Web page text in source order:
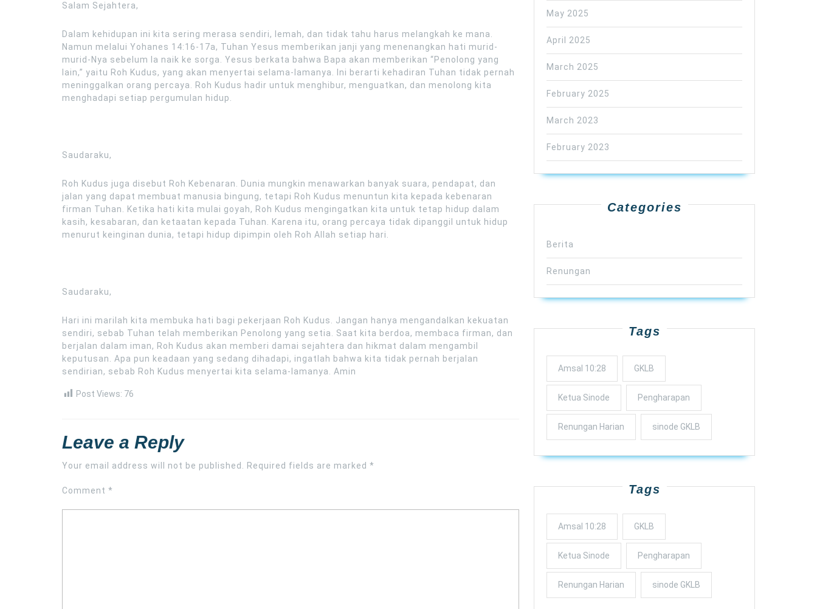
Salam Sejahtera,
Dalam kehidupan ini kita sering merasa sendiri, lemah, dan tidak tahu harus melangkah ke mana.
Namun melalui Yohanes 14:16-17a, Tuhan Yesus memberikan janji yang menenangkan hati murid-
murid-Nya sebelum Ia naik ke sorga. Yesus berkata bahwa Bapa akan memberikan “Penolong yang
lain,” yaitu Roh Kudus, yang akan menyertai selama-lamanya. Ini berarti kehadiran Tuhan tidak pernah
meninggalkan orang percaya. Roh Kudus hadir untuk menghibur, menguatkan, dan menolong kita
menghadapi setiap pergumulan hidup.
Saudaraku,
Roh Kudus juga disebut Roh Kebenaran. Dunia mungkin menawarkan banyak suara, pendapat, dan
jalan yang dapat membuat manusia bingung, tetapi Roh Kudus menuntun kita kepada kebenaran
firman Tuhan. Ketika hati kita mulai goyah, Roh Kudus mengingatkan kita untuk tetap hidup dalam
kasih, kesabaran, dan ketaatan kepada Tuhan. Karena itu, orang percaya tidak dipanggil untuk hidup
menurut keinginan dunia, tetapi hidup dipimpin oleh Roh Allah setiap hari.
Saudaraku,
Hari ini marilah kita membuka hati bagi pekerjaan Roh Kudus. Jangan hanya mengandalkan kekuatan
sendiri, sebab Tuhan telah memberikan Penolong yang setia. Saat kita berdoa, membaca firman, dan
berjalan dalam iman, Roh Kudus akan memberi damai sejahtera dan hikmat dalam mengambil
keputusan. Apa pun keadaan yang sedang dihadapi, ingatlah bahwa kita tidak pernah berjalan
sendirian, sebab Roh Kudus menyertai kita selama-lamanya. Amin
Post Views: 76
Leave a Reply
Your email address will not be published. Required fields are marked *
Comment *
May 2025
April 2025
March 2025
February 2025
March 2023
February 2023
Categories
Berita
Renungan
Tags
Amsal 10:28 GKLB
Ketua Sinode Pengharapan
Renungan Harian sinode GKLB
Tags
Amsal 10:28 GKLB
Ketua Sinode Pengharapan
Renungan Harian sinode GKLB